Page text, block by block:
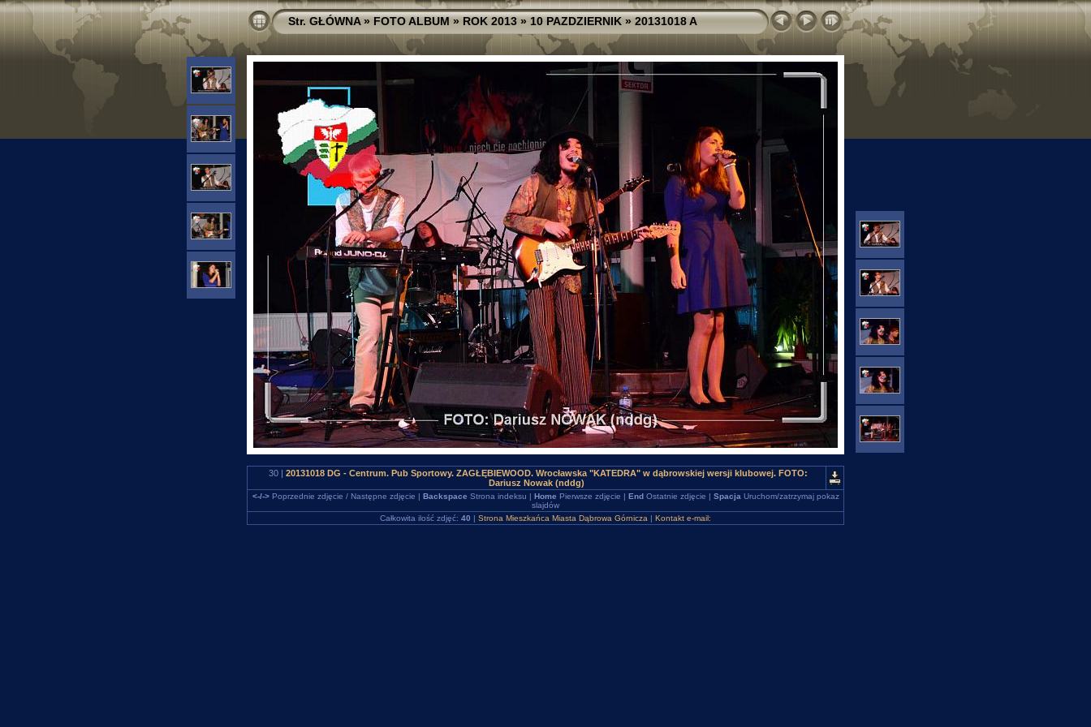
Str. GŁÓWNA»FOTO ALBUM»ROK 2013»10 PAZDZIERNIK»20131018 A
30 | 20131018 DG - Centrum. Pub Sportowy. ZAGŁĘBIEWOOD. Wrocławska "KATEDRA" w dąbrowskiej wersji klubowej. FOTO:
Dariusz Nowak (nddg)
<-/->Poprzednie zdjęcie / Następne zdjęcie | Backspace Strona indeksu | Home Pierwsze zdjęcie | EndOstatnie zdjęcie | Spacja Uruchom/zatrzymaj pokaz
slajdów
Całkowita ilość zdjęć: 40 | Strona Mieszkańca Miasta Dąbrowa Górnicza | Kontakt e-mail: